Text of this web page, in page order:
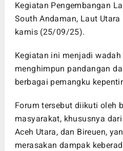
Kegiatan Pengembangan
South Andaman, Laut Utara
kamis (25/09/25).
Kegiatan ini menjadi
menghimpun pandangan
berbagai pemangku
Forum tersebut diikuti oleh
masyarakat, khususnya
Aceh Utara, dan Bireuen,
merasakan dampak